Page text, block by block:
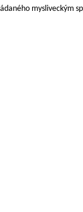
mysliveckým